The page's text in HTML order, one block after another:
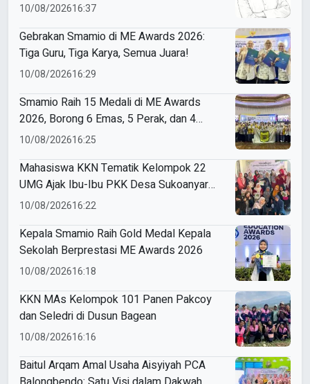
10/08/202616:37
Gebrakan Smamio di ME Awards 2026:
Tiga Guru, Tiga Karya, Semua Juara!
10/08/202616:29
Smamio Raih 15 Medali di ME Awards
2026, Borong 6 Emas, 5 Perak, dan 4
Perunggu
10/08/202616:25
Mahasiswa KKN Tematik Kelompok 22
UMG Ajak Ibu-Ibu PKK Desa Sukoanyar
Berkreasi dengan Ecoprint
10/08/202616:22
Kepala Smamio Raih Gold Medal Kepala
Sekolah Berprestasi ME Awards 2026
10/08/202616:18
KKN MAs Kelompok 101 Panen Pakcoy
dan Seledri di Dusun Bagean
10/08/202616:16
Baitul Arqam Amal Usaha Aisyiyah PCA